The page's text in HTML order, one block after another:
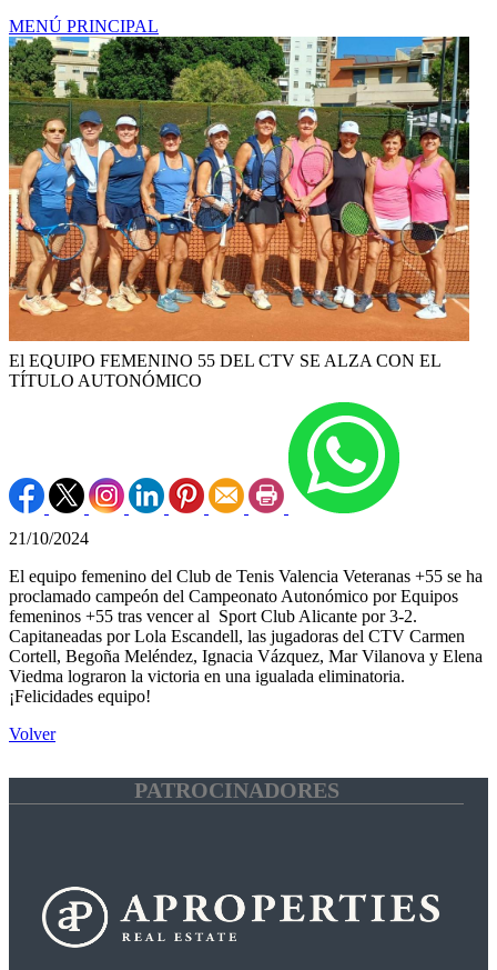
MENÚ PRINCIPAL
El EQUIPO FEMENINO 55 DEL CTV SE ALZA CON EL
TÍTULO AUTONÓMICO
21/10/2024
El equipo femenino del Club de Tenis Valencia Veteranas +55 se ha
proclamado campeón del Campeonato Autonómico por Equipos
femeninos +55 tras vencer al Sport Club Alicante por 3-2.
Capitaneadas por Lola Escandell, las jugadoras del CTV Carmen
Cortell, Begoña Meléndez, Ignacia Vázquez, Mar Vilanova y Elena
Viedma lograron la victoria en una igualada eliminatoria.
¡Felicidades equipo!
Volver
PATROCINADORES